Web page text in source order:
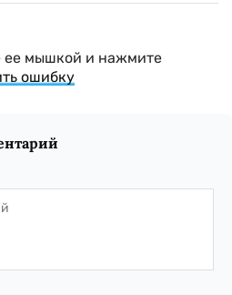
ее мышкой и нажмите
ошибку